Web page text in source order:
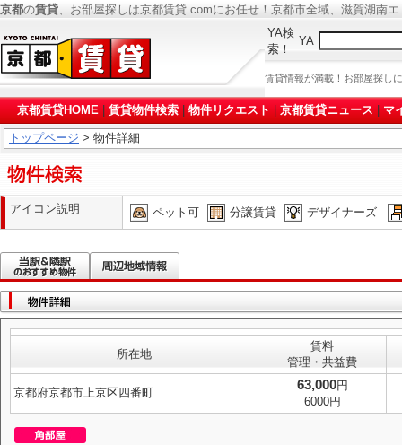
京都の賃貸、お部屋探しは京都賃貸.comにお任せ！京都市全域、滋賀湖南
YA検
索！
YA
賃貸情報が満載！お部屋探し
京都賃貸HOME 賃貸物件検索 物件リクエスト 京都賃貸ニュース マ
トップページ > 物件詳細
アイコン説明 ペット可 分譲賃貸 デザイナーズ
所在地
賃料
管理・共益費
京都府京都市上京区四番町
63,000円
6000円